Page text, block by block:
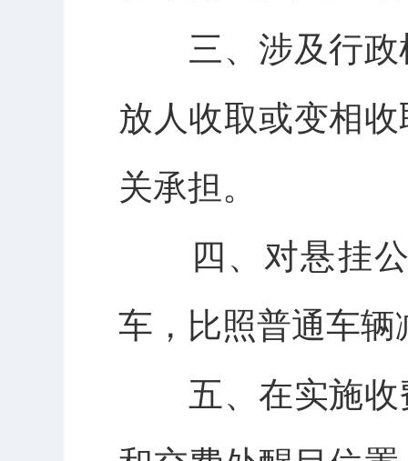
三、涉及行
放人收取或变相
关承担。
四、 对悬挂
车，比照普通车
五、在实施